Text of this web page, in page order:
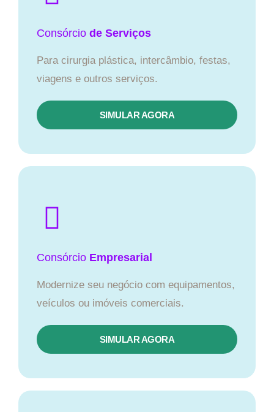
Consórcio de Serviços
Para cirurgia plástica, intercâmbio, festas,
viagens e outros serviços.
SIMULAR AGORA
Consórcio Empresarial
Modernize seu negócio com equipamentos,
veículos ou imóveis comerciais.
SIMULAR AGORA